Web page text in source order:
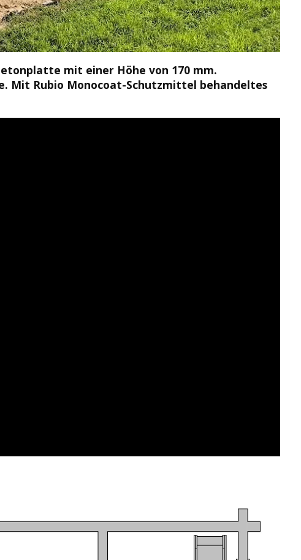
mit einer Höhe von 170 mm.
Mit Rubio Monocoat-Schutzmittel behandeltes